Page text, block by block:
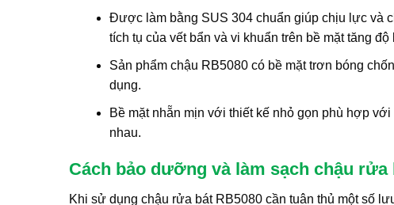
Được làm bằng SUS 304 chuẩn giúp chịu lực và
tích tụ của vết bẩn và vi khuẩn trên bề mặt tăng
Sản phẩm chậu RB5080 có bề mặt trơn bóng
dụng.
Bề mặt nhẵn mịn với thiết kế nhỏ gọn phù hợp
nhau.
Cách bảo dưỡng và làm sạch chậu rửa
Khi sử dụng chậu rửa bát RB5080 cần tuân thủ một số